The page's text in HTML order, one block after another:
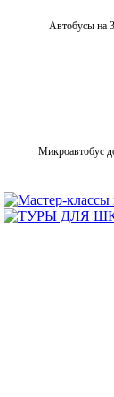
Автобусы на
Микроавтобус